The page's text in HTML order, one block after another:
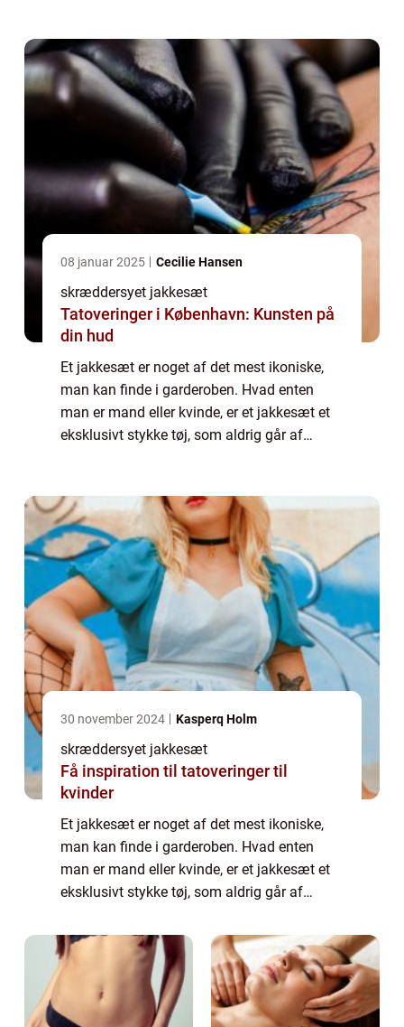
08 januar 2025 Cecilie Hansen
skræddersyet jakkesæt
Tatoveringer i København: Kunsten på
din hud
Et jakkesæt er noget af det mest ikoniske,
man kan finde i garderoben. Hvad enten
man er mand eller kvinde, er et jakkesæt et
eksklusivt stykke tøj, som aldrig går af
30 november 2024 Kasperq Holm
skræddersyet jakkesæt
Få inspiration til tatoveringer til
kvinder
Et jakkesæt er noget af det mest ikoniske,
man kan finde i garderoben. Hvad enten
man er mand eller kvinde, er et jakkesæt et
eksklusivt stykke tøj, som aldrig går af
det pa...